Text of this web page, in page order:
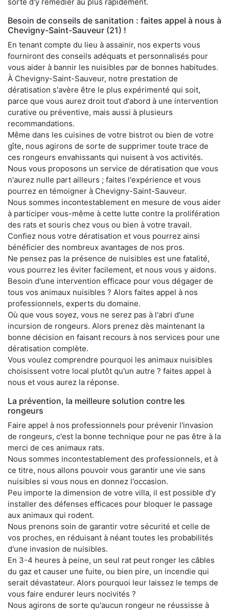
sorte d'y remédier au plus rapidement.
Besoin de conseils de sanitation : faites appel à nous à
Chevigny-Saint-Sauveur (21) !
En tenant compte du lieu à assainir, nos experts vous
fourniront des conseils adéquats et personnalisés pour
vous aider à bannir les nuisibles par de bonnes habitudes.
À Chevigny-Saint-Sauveur, notre prestation de
dératisation s'avère être le plus expérimenté qui soit,
parce que vous aurez droit tout d'abord à une intervention
curative ou préventive, mais aussi à plusieurs
recommandations.
Même dans les cuisines de votre bistrot ou bien de votre
gîte, nous agirons de sorte de supprimer toute trace de
ces rongeurs envahissants qui nuisent à vos activités.
Nous vous proposons un service de dératisation que vous
n'aurez nulle part ailleurs ; faites l'expérience et vous
pourrez en témoigner à Chevigny-Saint-Sauveur.
Nous sommes incontestablement en mesure de vous aider
à participer vous-même à cette lutte contre la prolifération
des rats et souris chez vous ou bien à votre travail.
Confiez nous votre dératisation et vous pourrez ainsi
bénéficier des nombreux avantages de nos pros.
Ne pensez pas la présence de nuisibles est une fatalité,
vous pourrez les éviter facilement, et nous vous y aidons.
Besoin d'une intervention efficace pour vous dégager de
tous vos animaux nuisibles ? Alors faites appel à nos
professionnels, experts du domaine.
Où que vous soyez, vous ne serez pas à l'abri d'une
incursion de rongeurs. Alors prenez dès maintenant la
bonne décision en faisant recours à nos services pour une
dératisation complète.
Vous voulez comprendre pourquoi les animaux nuisibles
choisissent votre local plutôt qu'un autre ? faites appel à
nous et vous aurez la réponse.
La prévention, la meilleure solution contre les
rongeurs
Faire appel à nos professionnels pour prévenir l'invasion
de rongeurs, c'est la bonne technique pour ne pas être à la
merci de ces animaux rats.
Nous sommes incontestablement des professionnels, et à
ce titre, nous allons pouvoir vous garantir une vie sans
nuisibles si vous nous en donnez l'occasion.
Peu importe la dimension de votre villa, il est possible d'y
installer des défenses efficaces pour bloquer le passage
aux animaux qui rodent.
Nous prenons soin de garantir votre sécurité et celle de
vos proches, en réduisant à néant toutes les probabilités
d'une invasion de nuisibles.
En 3-4 heures à peine, un seul rat peut ronger les câbles
du gaz et causer une fuite, ou bien pire, un incendie qui
serait dévastateur. Alors pourquoi leur laissez le temps de
vous faire endurer leurs nocivités ?
Nous agirons de sorte qu'aucun rongeur ne réussisse à